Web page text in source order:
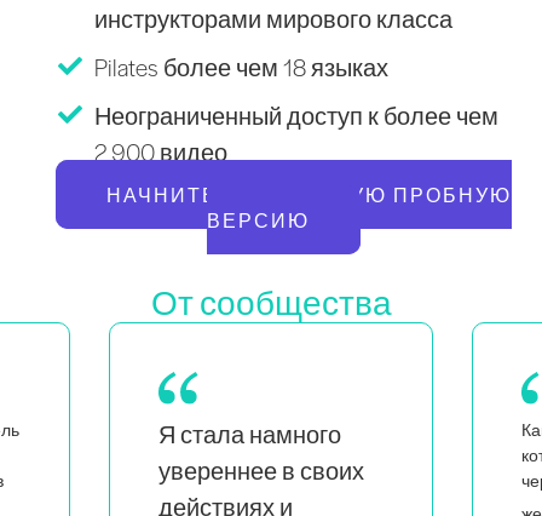
инструкторами мирового класса
Pilates более чем 18 языках
Неограниченный доступ к более чем
2 900 видео
НАЧНИТЕ БЕСПЛАТНУЮ ПРОБНУЮ
ВЕРСИЮ
От сообщества
Как мама близнецов,
чернокожей и квир-